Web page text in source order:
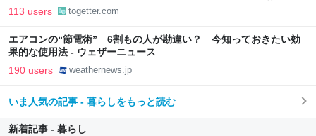
女性に「あなた何してるんですか！？」とスマホをはたき落とされ
113 users togetter.com
エアコンの“節電術” 6割もの人が勘違い？ 今知っておきたい効
果的な使用法 - ウェザーニュース
190 users weathernews.jp
いま人気の記事 - 暮らしをもっと読む
新着記事 - 暮らし